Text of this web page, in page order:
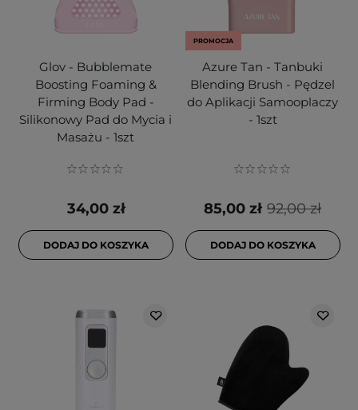
Glov - Bubblemate
Boosting Foaming &
Firming Body Pad -
Silikonowy Pad do Mycia i
Masażu - 1szt
34,00 zł
DODAJ DO KOSZYKA
PROMOCJA
Azure Tan - Tanbuki
Blending Brush - Pędzel
do Aplikacji Samooplaczy
- 1szt
92,00 zł
85,00 zł
DODAJ DO KOSZYKA